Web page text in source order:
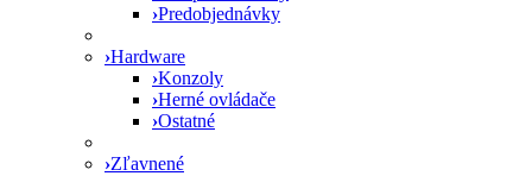
›Predobjednávky
›Hardware
›Konzoly
›Herné ovládače
›Ostatné
›Zľavnené